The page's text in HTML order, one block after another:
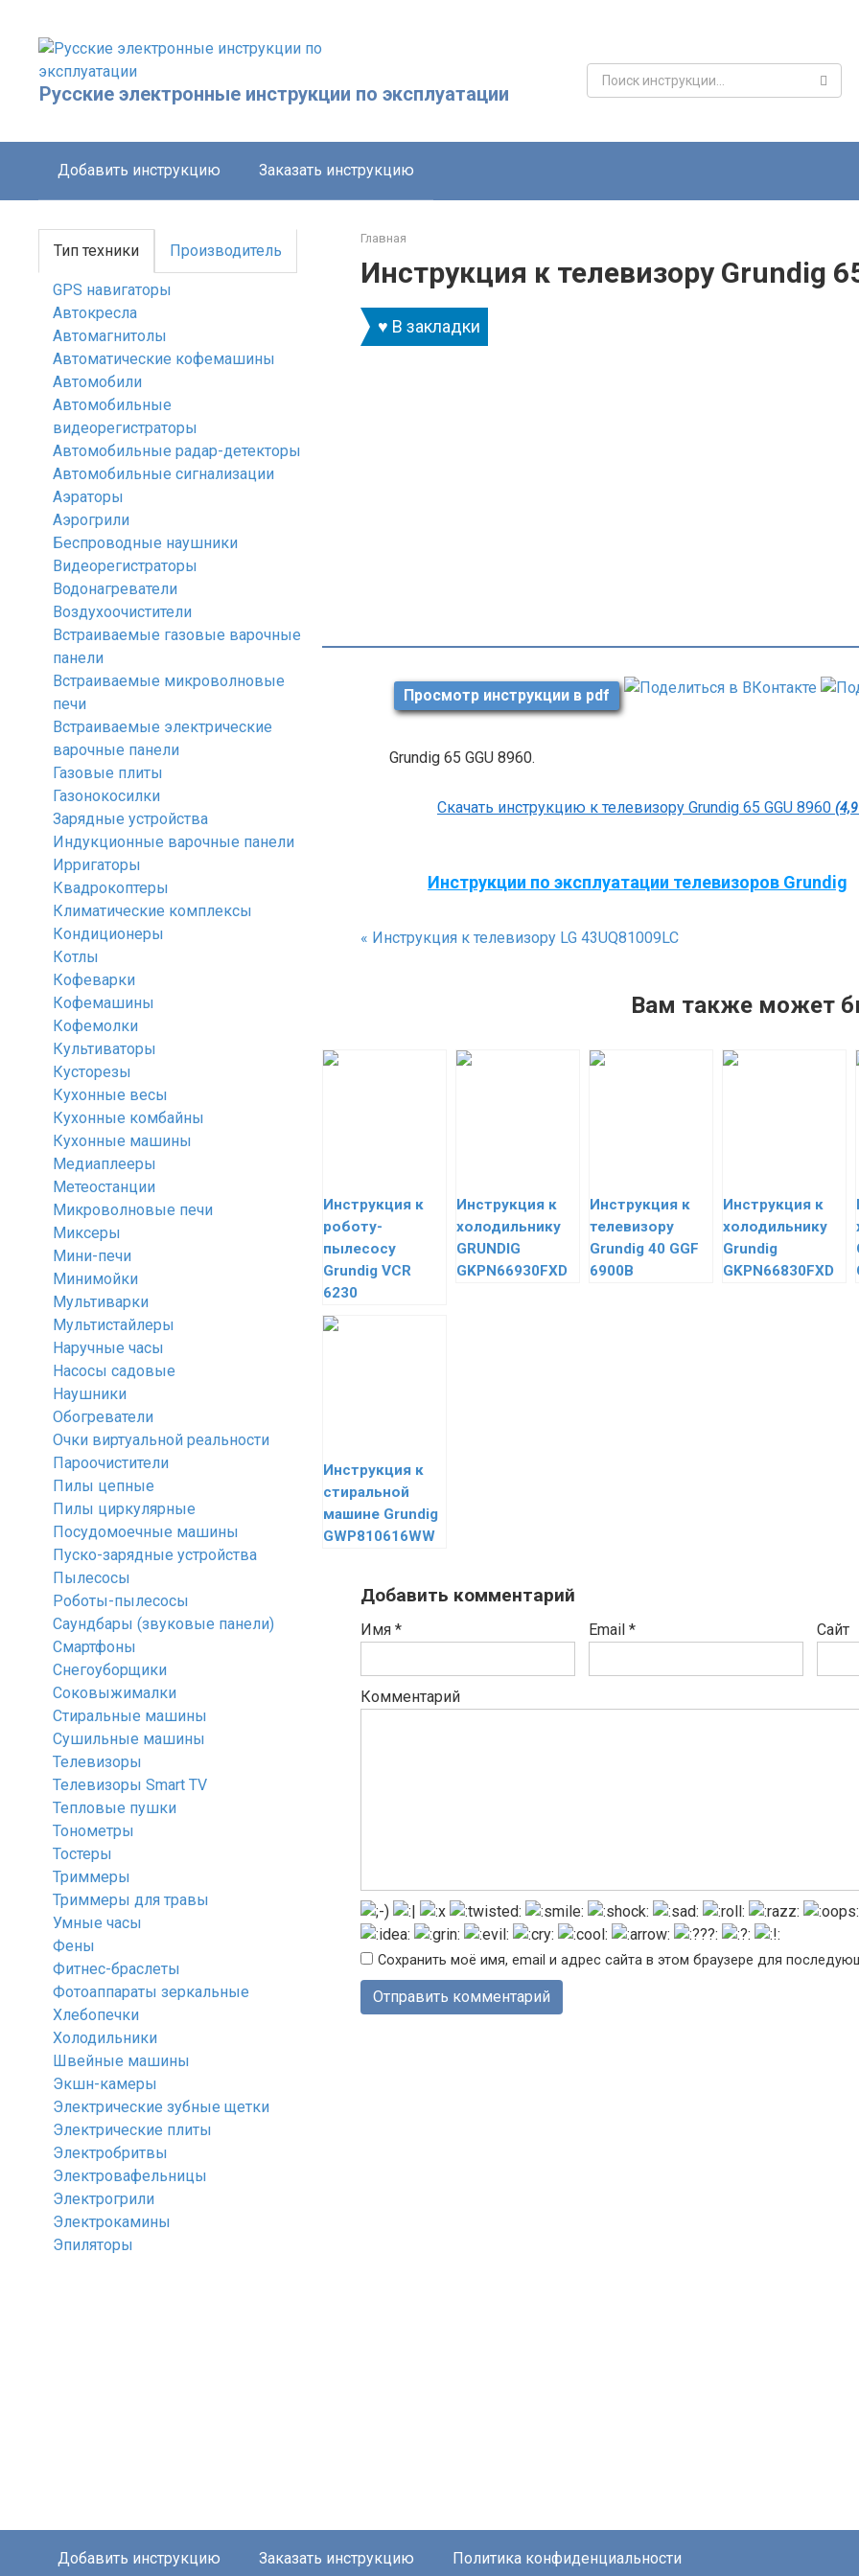
контенту
Русские электронные инструкции по эксплуатации
Поиск:
Добавить инструкцию Заказать инструкцию
Главная
Инструкция к телевизору Grundig
♥ В закладки
Просмотр инструкции в pdf
Grundig 65 GGU 8960.
Скачать инструкцию к телевизору Grundig 65 GGU 8960
Инструкции по эксплуатации телевизоров Grundig
« Инструкция к телевизору LG 43UQ81009LC
Вам также может
Инструкция к
роботу-
пылесосу
Grundig VCR
6230
Инструкция к
холодильнику
GRUNDIG
GKPN66930FXD
Инструкция к
телевизору
Grundig 40 GGF
6900B
Инструкция к
холодильнику
Grundig
GKPN66830FXD
Инструкция к
стиральной
машине Grundig
GWP810616WW
Добавить комментарий
Имя * Email * Сайт
Комментарий
Сохранить моё имя, email и адрес сайта в этом браузере для
Тип техники Производитель
GPS навигаторы
Автокресла
Автомагнитолы
Автоматические кофемашины
Автомобили
Автомобильные
видеорегистраторы
Автомобильные радар-детекторы
Автомобильные сигнализации
Аэраторы
Аэрогрили
Беспроводные наушники
Видеорегистраторы
Водонагреватели
Воздухоочистители
Встраиваемые газовые варочные
панели
Встраиваемые микроволновые
печи
Встраиваемые электрические
варочные панели
Газовые плиты
Газонокосилки
Зарядные устройства
Индукционные варочные панели
Ирригаторы
Квадрокоптеры
Климатические комплексы
Кондиционеры
Котлы
Кофеварки
Кофемашины
Кофемолки
Культиваторы
Кусторезы
Кухонные весы
Кухонные комбайны
Кухонные машины
Медиаплееры
Метеостанции
Микроволновые печи
Миксеры
Мини-печи
Минимойки
Мультиварки
Мультистайлеры
Наручные часы
Насосы садовые
Наушники
Обогреватели
Очки виртуальной реальности
Пароочистители
Пилы цепные
Пилы циркулярные
Посудомоечные машины
Пуско-зарядные устройства
Пылесосы
Роботы-пылесосы
Саундбары (звуковые панели)
Смартфоны
Снегоуборщики
Соковыжималки
Стиральные машины
Сушильные машины
Телевизоры
Телевизоры Smart TV
Тепловые пушки
Тонометры
Тостеры
Триммеры
Триммеры для травы
Умные часы
Фены
Фитнес-браслеты
Фотоаппараты зеркальные
Хлебопечки
Холодильники
Швейные машины
Экшн-камеры
Электрические зубные щетки
Электрические плиты
Электробритвы
Электровафельницы
Электрогрили
Электрокамины
Эпиляторы
Добавить инструкцию Заказать инструкцию Политика конфиденциальности